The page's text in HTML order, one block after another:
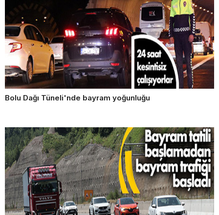
Bolu Dağı Tüneli'nde bayram yoğunluğu